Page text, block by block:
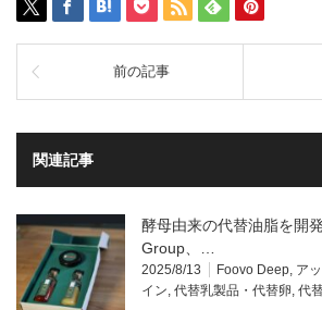
前の記事
関連記事
酵母由来の代替油脂を開
Group、…
2025/8/13 Foovo Deep ア
イン 代替乳製品・代替卵 代